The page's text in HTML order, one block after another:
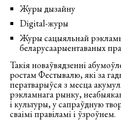
Журы дызайну
Digital-журы
Журы сацыяльнай
беларусаарыентаваных
Такія новаўвядзенні
ростам Фестывалю, які за
ператварыўся з месца
рэкламнага рынку,
і культуры, у сапраўдную
сваімі правіламі і ўзроўнем.